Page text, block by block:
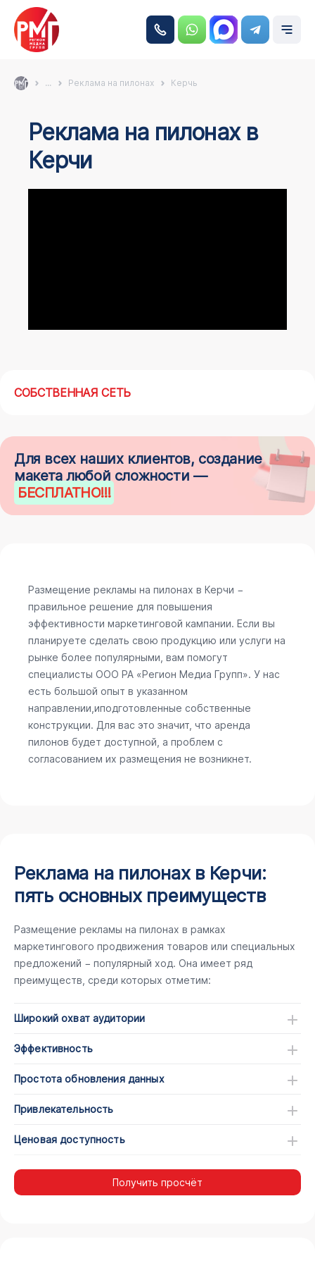
... Реклама на пилонах Керчь
Реклама на пилонах в
Керчи
СОБСТВЕННАЯ СЕТЬ
Для всех наших клиентов, создание
макета любой сложности —
БЕСПЛАТНО!!!
Размещение рекламы на пилонах в Керчи −
правильное решение для повышения
эффективности маркетинговой кампании. Если вы
планируете сделать свою продукцию или услуги на
рынке более популярными, вам помогут
специалисты ООО РА «Регион Медиа Групп». У нас
есть большой опыт в указанном
направлении,иподготовленные собственные
конструкции. Для вас это значит, что аренда
пилонов будет доступной, а проблем с
согласованием их размещения не возникнет.
Реклама на пилонах в Керчи:
пять основных преимуществ
Размещение рекламы на пилонах в рамках
маркетингового продвижения товаров или специальных
предложений − популярный ход. Она имеет ряд
преимуществ, среди которых отметим:
Широкий охват аудитории
Эффективность
Простота обновления данных
Привлекательность
Ценовая доступность
Получить просчёт